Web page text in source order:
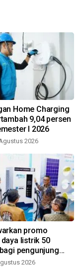
Home Charging
9,04 persen
I 2026
2026
promo
listrik 50
pengunjung
2026